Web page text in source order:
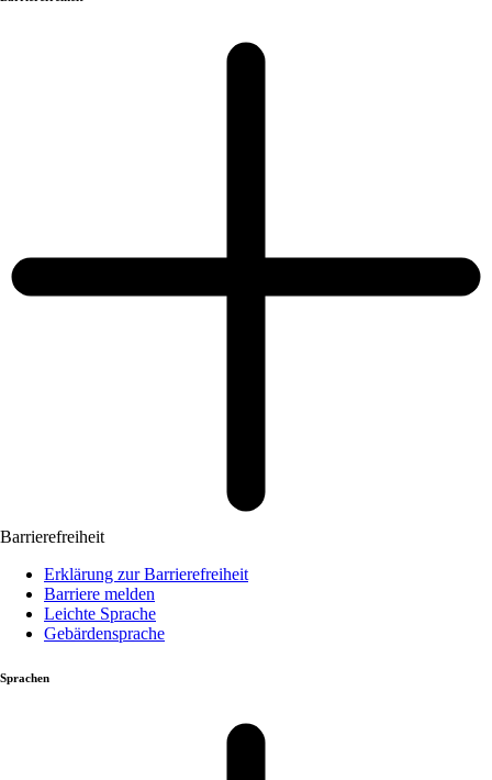
Barrierefreiheit
Erklärung zur Barrierefreiheit
Barriere melden
Leichte Sprache
Gebärdensprache
Sprachen